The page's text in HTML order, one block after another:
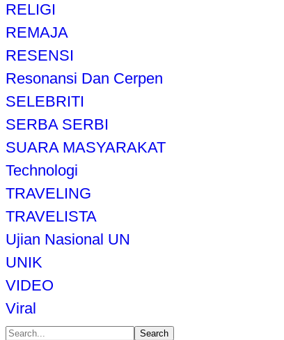
RELIGI
REMAJA
RESENSI
Resonansi Dan Cerpen
SELEBRITI
SERBA SERBI
SUARA MASYARAKAT
Technologi
TRAVELING
TRAVELISTA
Ujian Nasional UN
UNIK
VIDEO
Viral
Search